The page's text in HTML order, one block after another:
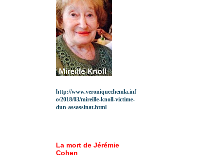
http://www.veroniquechemla.inf
o/2018/03/mireille-knoll-victime-
dun-assassinat.html
La mort de Jérémie
Cohen